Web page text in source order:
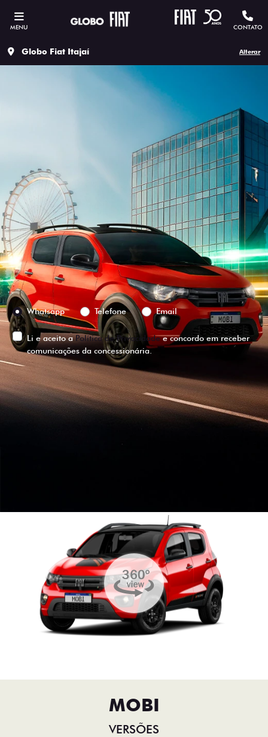
MENU CONTATO
Globo Fiat Itajaí Alterar
ESTOU INTERESSADO
Versão escolhida
Preferência de contato:
Whatsapp
Telefone Email
Li e aceito aPolítica de Privacidadee concordo em receber
comunicações da concessionária.
ENTRAR EM CONTATO
MOBI
VERSÕES